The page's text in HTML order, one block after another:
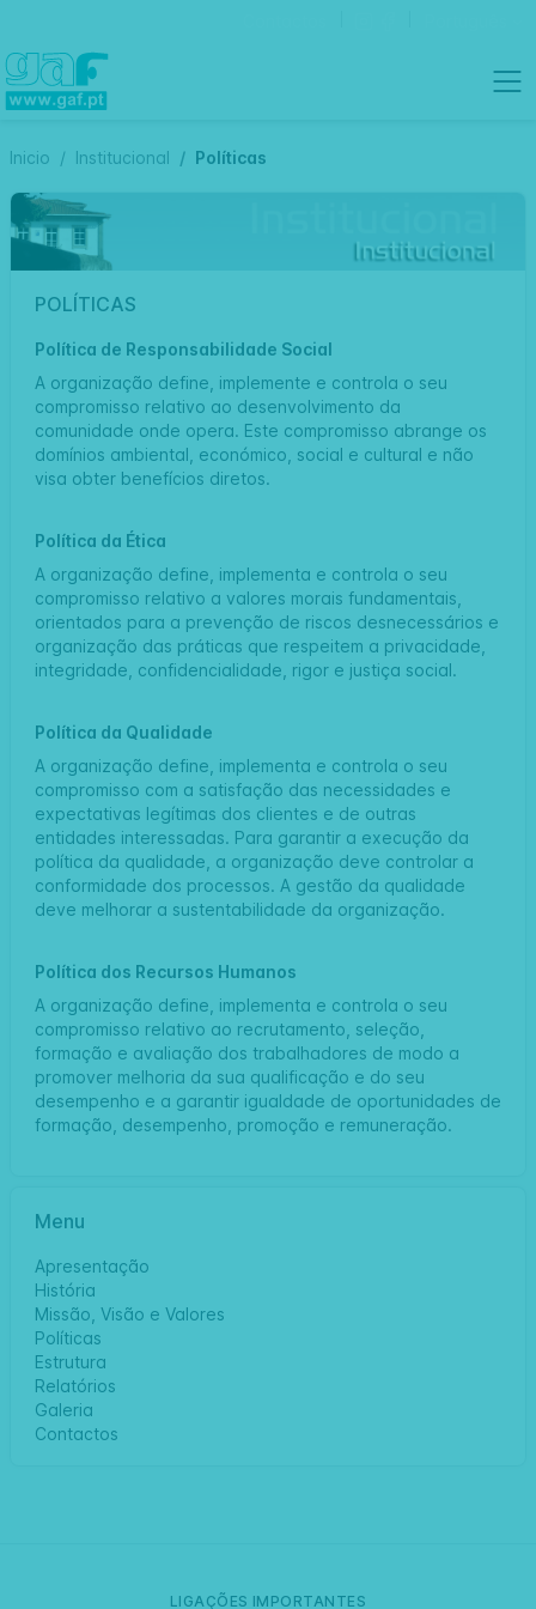
Inicio Institucional Políticas
POLÍTICAS
Política de Responsabilidade Social
A organização define, implemente e controla o seu
compromisso relativo ao desenvolvimento da
comunidade onde opera. Este compromisso abrange os
domínios ambiental, económico, social e cultural e não
visa obter benefícios diretos.
Política da Ética
A organização define, implementa e controla o seu
compromisso relativo a valores morais fundamentais,
orientados para a prevenção de riscos desnecessários e
organização das práticas que respeitem a privacidade,
integridade, confidencialidade, rigor e justiça social.
Política da Qualidade
A organização define, implementa e controla o seu
compromisso com a satisfação das necessidades e
expectativas legítimas dos clientes e de outras
entidades interessadas. Para garantir a execução da
política da qualidade, a organização deve controlar a
conformidade dos processos. A gestão da qualidade
deve melhorar a sustentabilidade da organização.
Política dos Recursos Humanos
A organização define, implementa e controla o seu
compromisso relativo ao recrutamento, seleção,
formação e avaliação dos trabalhadores de modo a
promover melhoria da sua qualificação e do seu
desempenho e a garantir igualdade de oportunidades de
formação, desempenho, promoção e remuneração.
Menu
Apresentação
História
Missão, Visão e Valores
Políticas
Estrutura
Relatórios
Galeria
Contactos
LIGAÇÕES IMPORTANTES